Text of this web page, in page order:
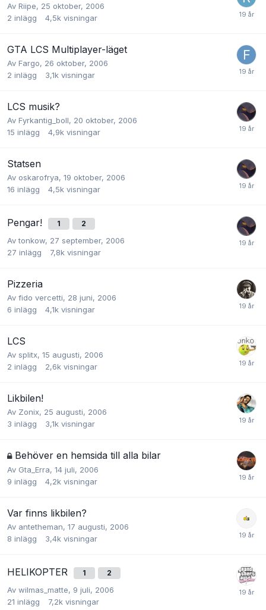
Av Riipe, 25 oktober, 2006
2 inlägg 4,5k visningar
GTA LCS Multiplayer-läget
Av Fargo, 26 oktober, 2006
2 inlägg 3,1k visningar
LCS musik?
Av Fyrkantig_boll, 20 oktober, 2006
15 inlägg 4,9k visningar
Statsen
Av oskarofrya, 19 oktober, 2006
16 inlägg 4,5k visningar
Pengar! 1 2
Avtonkow, 27 september, 2006
27 inlägg 7,8k visningar
Pizzeria
Av fido vercetti, 28 juni, 2006
6 inlägg 4,1k visningar
LCS
Av splitx, 15 augusti, 2006
2 inlägg 2,6k visningar
Likbilen!
Av Zonix, 25 augusti, 2006
3 inlägg 3,1k visningar
Behöver en hemsida till alla bilar
Av Gta_Erra, 14 juli, 2006
9 inlägg 4,2k visningar
Var finns likbilen?
Av antetheman, 17 augusti, 2006
8 inlägg 3,4k visningar
HELIKOPTER 1 2
Av wilmas_matte, 9 juli, 2006
21 inlägg 7,2k visningar